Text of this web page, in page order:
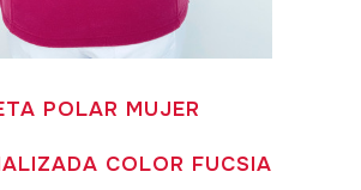
POLAR MUJER
COLOR FUCSIA